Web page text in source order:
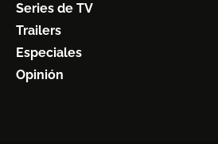
Series de TV
Trailers
Especiales
Opinión